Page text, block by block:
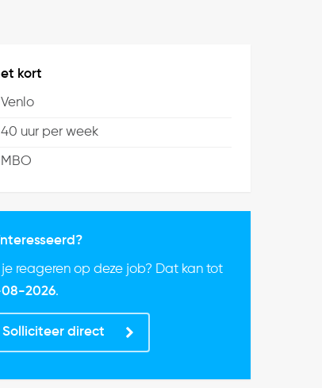
kort
Venlo
40 uur per week
MBO
reageren op deze job? Dat kan tot
2026.
Solliciteer direct